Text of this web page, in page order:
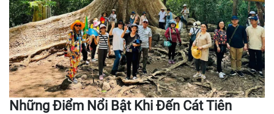
Những Điểm Nổi Bật Khi Đến Cát Tiên